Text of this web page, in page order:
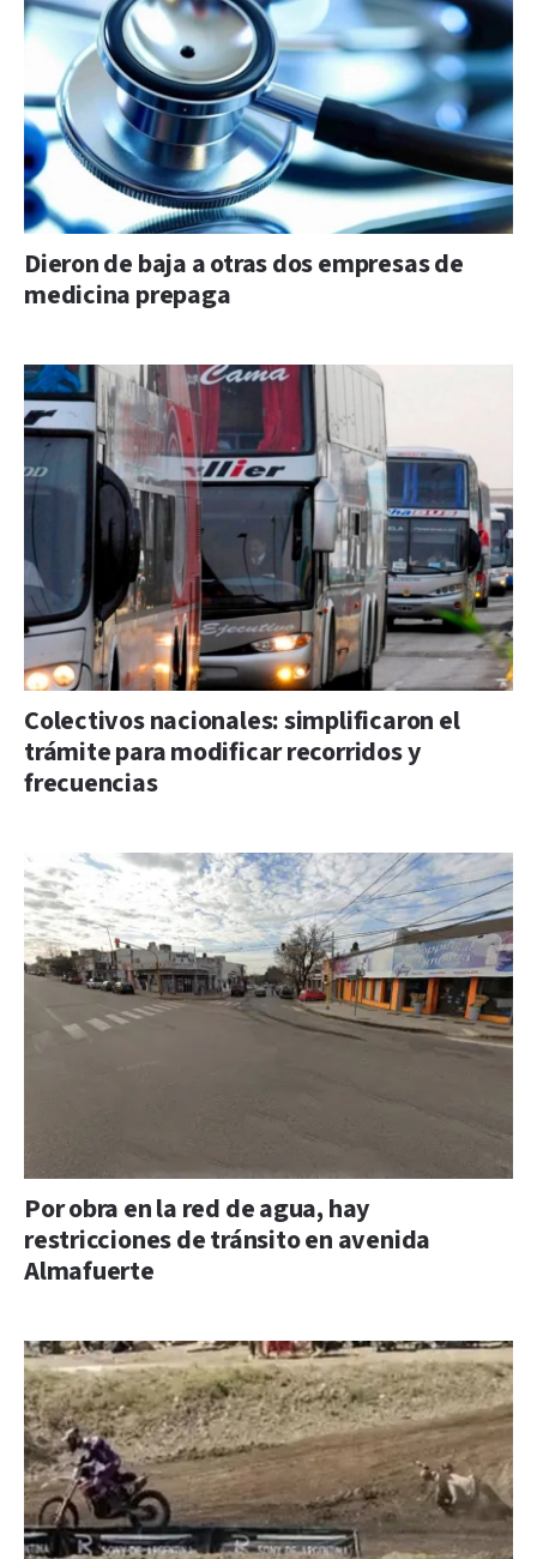
Dieron de baja a otras dos empresas de
medicina prepaga
Colectivos nacionales: simplificaron el
trámite para modificar recorridos y
frecuencias
Por obra en la red de agua, hay
restricciones de tránsito en avenida
Almafuerte